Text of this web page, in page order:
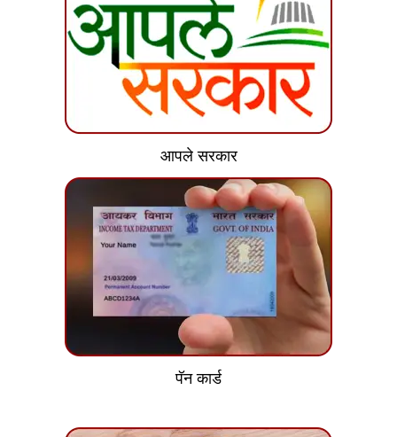
आपले सरकार
पॅन कार्ड